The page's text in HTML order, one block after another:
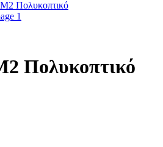
Πολυκοπτικό